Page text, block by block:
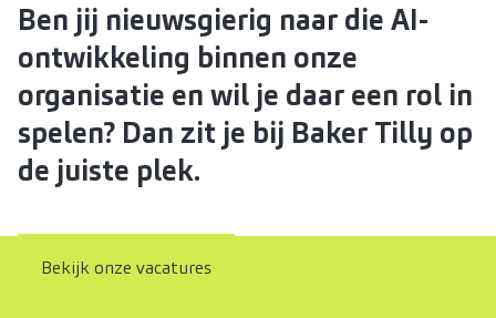
Ben jij nieuwsgierig naar die AI-
ontwikkeling binnen onze
organisatie en wil je daar een rol in
spelen? Dan zit je bij Baker Tilly op
de juiste plek.
Bekijk onze vacatures